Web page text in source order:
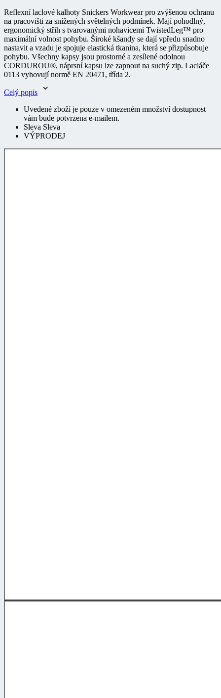
Reflexní laclové kalhoty Snickers Workwear pro zvýšenou ochranu
na pracovišti za snížených světelných podmínek. Mají pohodlný,
ergonomický střih s tvarovanými nohavicemi TwistedLeg™ pro
maximální volnost pohybu. Široké kšandy se dají vpředu snadno
nastavit a vzadu je spojuje elastická tkanina, která se přizpůsobuje
pohybu. Všechny kapsy jsou prostorné a zesílené odolnou
CORDUROU®, náprsní kapsu lze zapnout na suchý zip. Lacláče
0113 vyhovují normě EN 20471, třída 2.
Celý popis
Uvedené zboží je pouze v omezeném množství dostupnost
vám bude potvrzena e-mailem.
Sleva Sleva
VÝPRODEJ